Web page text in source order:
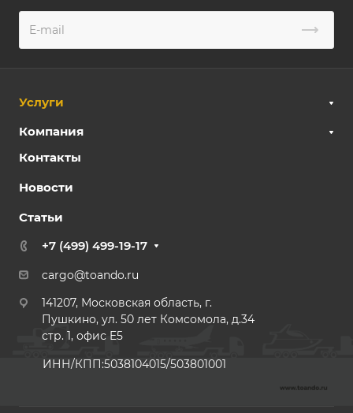
Услуги
Компания
Контакты
Новости
Статьи
+7 (499) 499-19-17
cargo@toando.ru
141207, Московская область, г.
Пушкино, ул. 50 лет Комсомола, д.34
стр. 1, офис E5
ИНН/КПП:5038104015/503801001